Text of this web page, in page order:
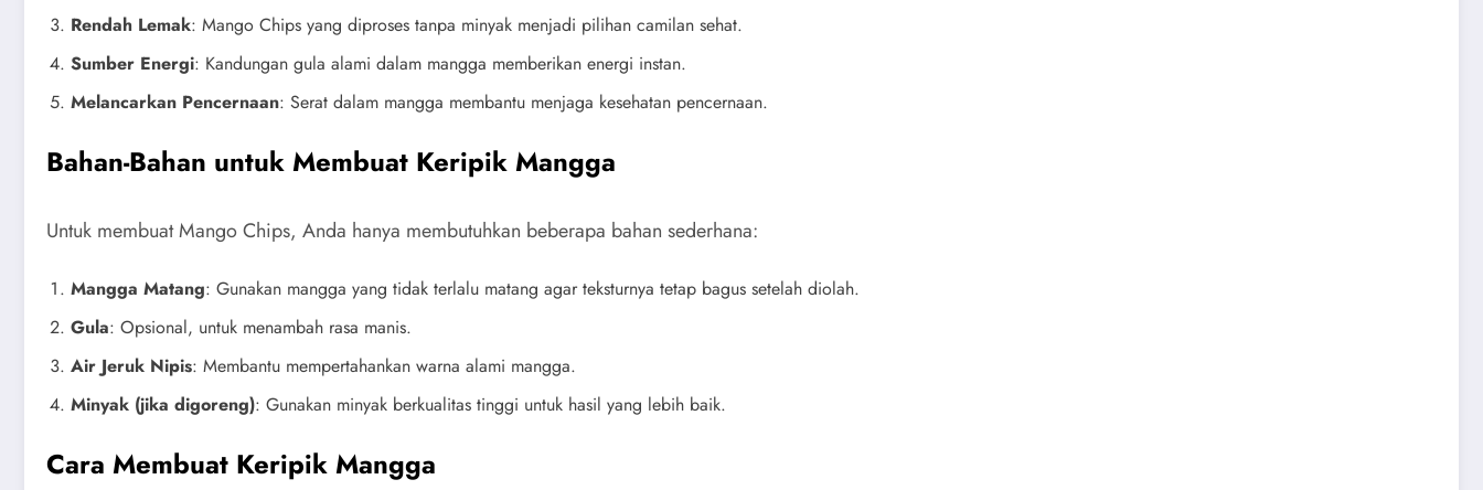
Rendah Lemak: Mango Chips yang diproses tanpa minyak menjadi pilihan camilan sehat.
Sumber Energi: Kandungan gula alami dalam mangga memberikan energi instan.
Melancarkan Pencernaan: Serat dalam mangga membantu menjaga kesehatan pencernaan.
Bahan-Bahan untuk Membuat Keripik Mangga
Untuk membuat Mango Chips, Anda hanya membutuhkan beberapa bahan sederhana:
Mangga Matang: Gunakan mangga yang tidak terlalu matang agar teksturnya tetap bagus setelah diolah.
Gula: Opsional, untuk menambah rasa manis.
Air Jeruk Nipis: Membantu mempertahankan warna alami mangga.
Minyak (jika digoreng): Gunakan minyak berkualitas tinggi untuk hasil yang lebih baik.
Cara Membuat Keripik Mangga